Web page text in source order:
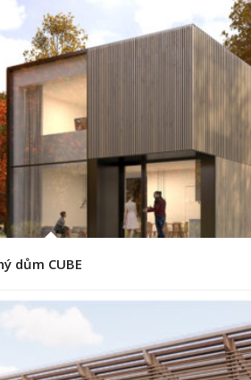
dům CUBE